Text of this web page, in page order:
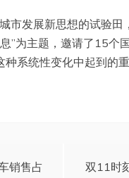
市发展新思想的试验
”为主题，邀请了15个
系统性变化中起到的
销售占
双11时